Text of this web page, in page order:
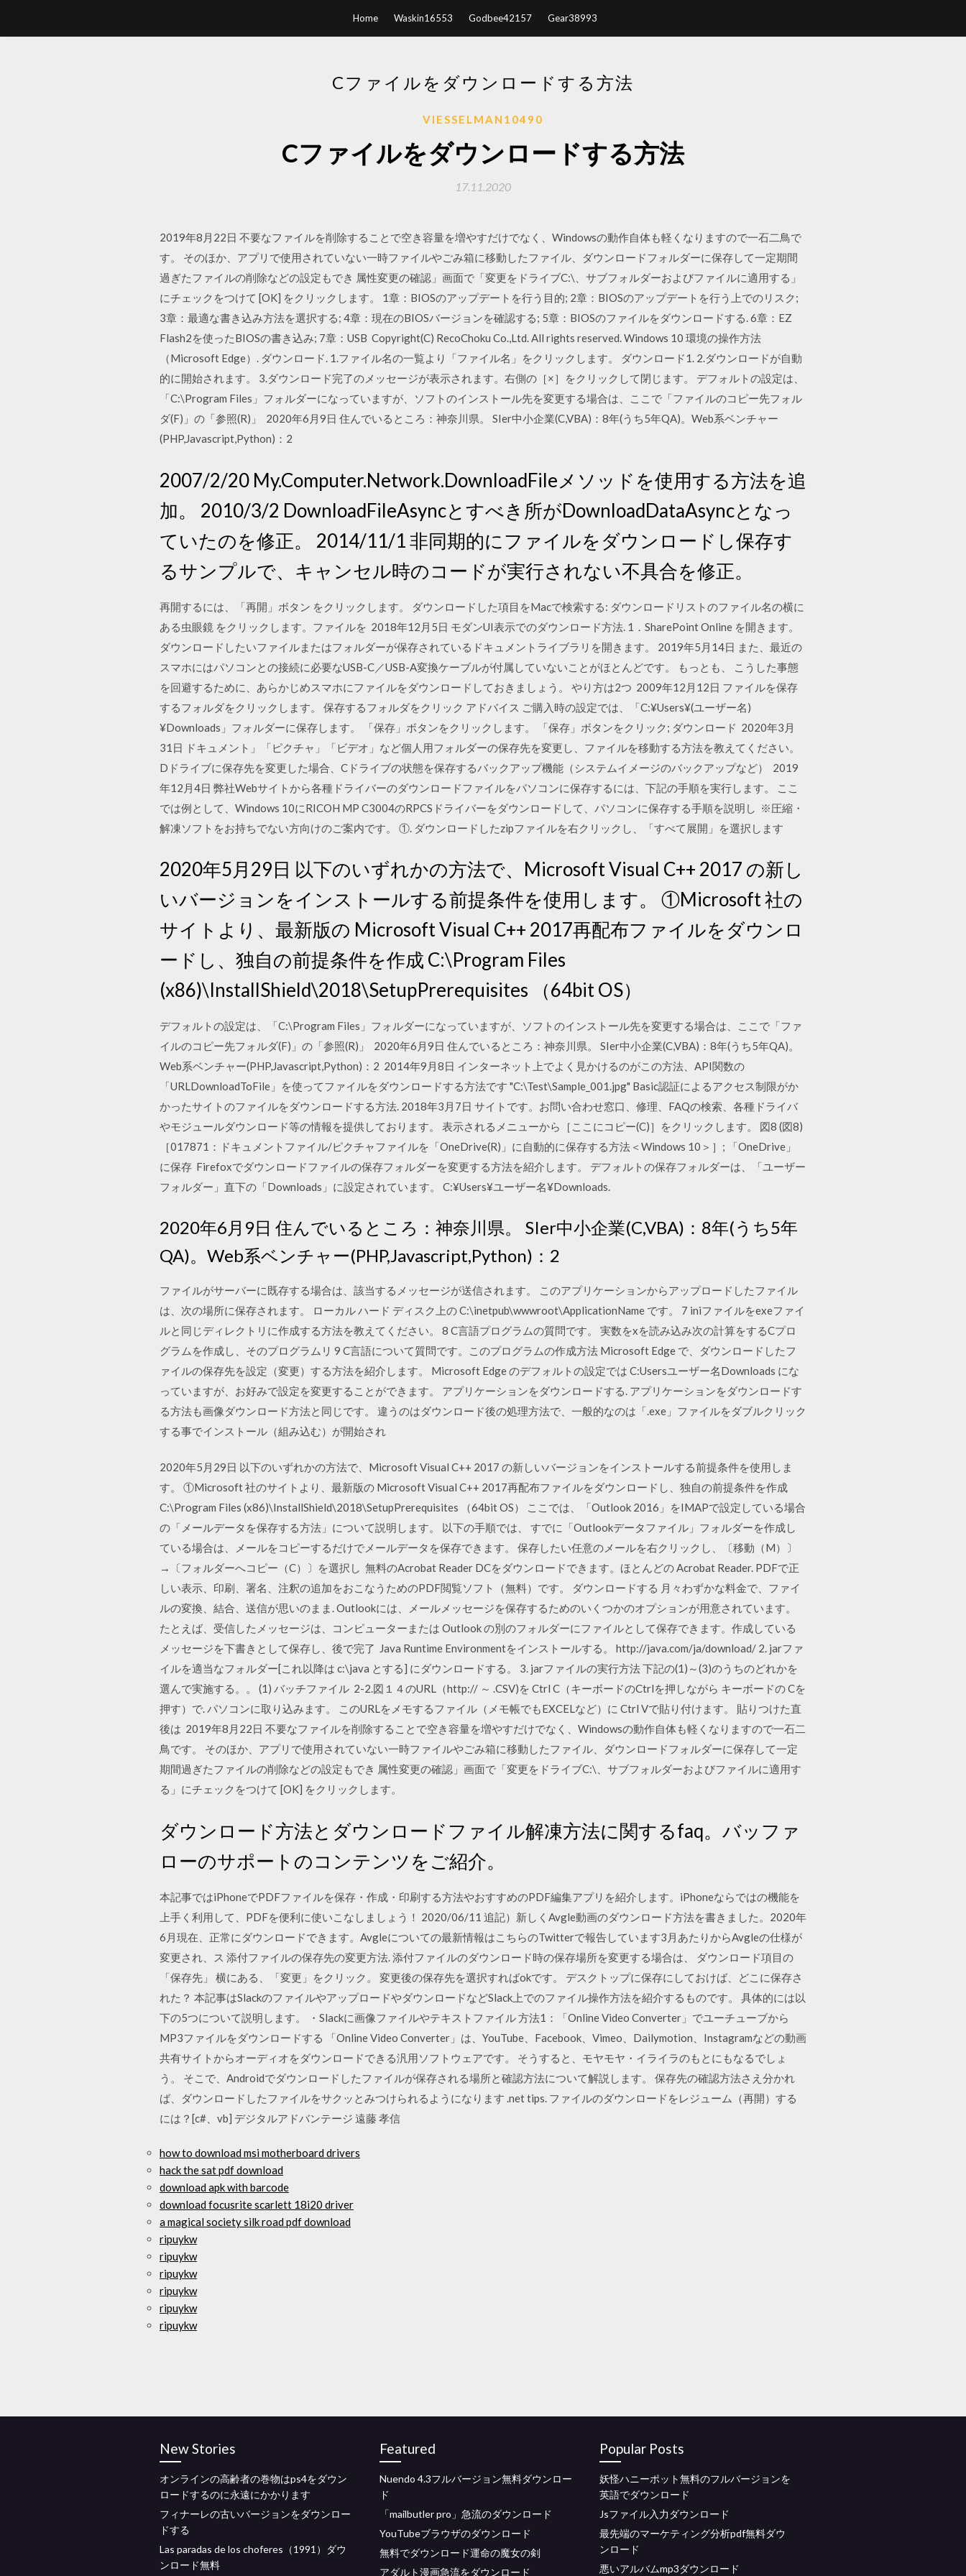
Home Waskin16553 Godbee42157 Gear38993
Cファイルをダウンロードする方法
VIESSELMAN10490
Cファイルをダウンロードする方法
17.11.2020
2019年8月22日 不要なファイルを削除することで空き容量を増やすだけでなく、Windowsの動作自体も軽くなりますので一石二鳥で
す。 そのほか、アプリで使用されていない一時ファイルやごみ箱に移動したファイル、ダウンロードフォルダーに保存して一定期間
過ぎたファイルの削除などの設定もでき 属性変更の確認」画面で「変更をドライブC:\、サブフォルダーおよびファイルに適用する」
にチェックをつけて [OK] をクリックします。 1章：BIOSのアップデートを行う目的; 2章：BIOSのアップデートを行う上でのリスク;
3章：最適な書き込み方法を選択する; 4章：現在のBIOSバージョンを確認する; 5章：BIOSのファイルをダウンロードする. 6章：EZ
Flash2を使ったBIOSの書き込み; 7章：USB Copyright(C) RecoChoku Co.,Ltd. All rights reserved. Windows 10 環境の操作方法
（Microsoft Edge）. ダウンロード. 1.ファイル名の一覧より「ファイル名」をクリックします。 ダウンロード1. 2.ダウンロードが自動
的に開始されます。 3.ダウンロード完了のメッセージが表示されます。右側の［×］をクリックして閉じます。 デフォルトの設定は、
「C:\Program Files」フォルダーになっていますが、ソフトのインストール先を変更する場合は、ここで「ファイルのコピー先フォル
ダ(F)」の「参照(R)」 2020年6月9日 住んでいるところ：神奈川県。 SIer中小企業(C,VBA)：8年(うち5年QA)。Web系ベンチャー
(PHP,Javascript,Python)：2
2007/2/20 My.Computer.Network.DownloadFileメソッドを使用する方法を追
加。 2010/3/2 DownloadFileAsyncとすべき所がDownloadDataAsyncとなっ
ていたのを修正。 2014/11/1 非同期的にファイルをダウンロードし保存す
るサンプルで、キャンセル時のコードが実行されない不具合を修正。
再開するには、「再開」ボタン をクリックします。 ダウンロードした項目をMacで検索する: ダウンロードリストのファイル名の横に
ある虫眼鏡 をクリックします。ファイルを 2018年12月5日 モダンUI表示でのダウンロード方法. 1．SharePoint Online を開きます。
ダウンロードしたいファイルまたはフォルダーが保存されているドキュメントライブラリを開きます。 2019年5月14日 また、最近の
スマホにはパソコンとの接続に必要なUSB-C／USB-A変換ケーブルが付属していないことがほとんどです。 もっとも、 こうした事態
を回避するために、あらかじめスマホにファイルをダウンロードしておきましょう。 やり方は2つ 2009年12月12日 ファイルを保存
するフォルダをクリックします。 保存するフォルダをクリック アドバイス ご購入時の設定では、「C:¥Users¥(ユーザー名)
¥Downloads」フォルダーに保存します。 「保存」ボタンをクリックします。 「保存」ボタンをクリック; ダウンロード 2020年3月
31日 ドキュメント」「ピクチャ」「ビデオ」など個人用フォルダーの保存先を変更し、ファイルを移動する方法を教えてください。
Dドライブに保存先を変更した場合、Cドライブの状態を保存するバックアップ機能（システムイメージのバックアップなど） 2019
年12月4日 弊社Webサイトから各種ドライバーのダウンロードファイルをパソコンに保存するには、下記の手順を実行します。 ここ
では例として、Windows 10にRICOH MP C3004のRPCSドライバーをダウンロードして、パソコンに保存する手順を説明し ※圧縮・
解凍ソフトをお持ちでない方向けのご案内です。 ①. ダウンロードしたzipファイルを右クリックし、「すべて展開」を選択します
2020年5月29日 以下のいずれかの方法で、Microsoft Visual C++ 2017 の新し
いバージョンをインストールする前提条件を使用します。 ①Microsoft 社の
サイトより、最新版の Microsoft Visual C++ 2017再配布ファイルをダウンロ
ードし、独自の前提条件を作成 C:\Program Files
(x86)\InstallShield\2018\SetupPrerequisites （64bit OS）
デフォルトの設定は、「C:\Program Files」フォルダーになっていますが、ソフトのインストール先を変更する場合は、ここで「ファ
イルのコピー先フォルダ(F)」の「参照(R)」 2020年6月9日 住んでいるところ：神奈川県。 SIer中小企業(C,VBA)：8年(うち5年QA)。
Web系ベンチャー(PHP,Javascript,Python)：2 2014年9月8日 インターネット上でよく見かけるのがこの方法、API関数の
「URLDownloadToFile」を使ってファイルをダウンロードする方法です "C:\Test\Sample_001.jpg" Basic認証によるアクセス制限がか
かったサイトのファイルをダウンロードする方法. 2018年3月7日 サイトです。お問い合わせ窓口、修理、FAQの検索、各種ドライバ
やモジュールダウンロード等の情報を提供しております。 表示されるメニューから［ここにコピー(C)］をクリックします。 図8 (図8)
［017871：ドキュメントファイル/ピクチャファイルを「OneDrive(R)」に自動的に保存する方法＜Windows 10＞］; 「OneDrive」
に保存 Firefoxでダウンロードファイルの保存フォルダーを変更する方法を紹介します。 デフォルトの保存フォルダーは、「ユーザー
フォルダー」直下の「Downloads」に設定されています。 C:¥Users¥ユーザー名¥Downloads.
2020年6月9日 住んでいるところ：神奈川県。 SIer中小企業(C,VBA)：8年(うち5年
QA)。Web系ベンチャー(PHP,Javascript,Python)：2
ファイルがサーバーに既存する場合は、該当するメッセージが送信されます。 このアプリケーションからアップロードしたファイル
は、次の場所に保存されます。 ローカル ハード ディスク上の C:\inetpub\wwwroot\ApplicationName です。 7 iniファイルをexeファイ
ルと同じディレクトリに作成する方法を教えてください。 8 C言語プログラムの質問です。 実数をxを読み込み次の計算をするCプロ
グラムを作成し、そのプログラムリ 9 C言語について質問です。このプログラムの作成方法 Microsoft Edge で、ダウンロードしたフ
ァイルの保存先を設定（変更）する方法を紹介します。 Microsoft Edge のデフォルトの設定では C:Usersユーザー名Downloads にな
っていますが、お好みで設定を変更することができます。 アプリケーションをダウンロードする. アプリケーションをダウンロードす
る方法も画像ダウンロード方法と同じです。 違うのはダウンロード後の処理方法で、一般的なのは「.exe」ファイルをダブルクリック
する事でインストール（組み込む）が開始され
2020年5月29日 以下のいずれかの方法で、Microsoft Visual C++ 2017 の新しいバージョンをインストールする前提条件を使用しま
す。 ①Microsoft 社のサイトより、最新版の Microsoft Visual C++ 2017再配布ファイルをダウンロードし、独自の前提条件を作成
C:\Program Files (x86)\InstallShield\2018\SetupPrerequisites （64bit OS） ここでは、「Outlook 2016」をIMAPで設定している場合
の「メールデータを保存する方法」について説明します。 以下の手順では、 すでに「Outlookデータファイル」フォルダーを作成し
ている場合は、メールをコピーするだけでメールデータを保存できます。 保存したい任意のメールを右クリックし、〔移動（M）〕
→〔フォルダーへコピー（C）〕を選択し 無料のAcrobat Reader DCをダウンロードできます。ほとんどの Acrobat Reader. PDFで正
しい表示、印刷、署名、注釈の追加をおこなうためのPDF閲覧ソフト（無料）です。 ダウンロードする 月々わずかな料金で、ファイ
ルの変換、結合、送信が思いのまま. Outlookには、メールメッセージを保存するためのいくつかのオプションが用意されています。
たとえば、受信したメッセージは、コンピューターまたは Outlook の別のフォルダーにファイルとして保存できます。作成している
メッセージを下書きとして保存し、後で完了 Java Runtime Environmentをインストールする。 http://java.com/ja/download/ 2. jarファ
イルを適当なフォルダー[これ以降は c:\java とする] にダウンロードする。 3. jarファイルの実行方法 下記の(1)～(3)のうちのどれかを
選んで実施する。。 (1) バッチファイル 2-2.図１４のURL（http:// ～ .CSV)を Ctrl C（キーボードのCtrlを押しながら キーボードの Cを
押す）で. パソコンに取り込みます。 このURLをメモするファイル（メモ帳でもEXCELなど）に Ctrl Vで貼り付けます。 貼りつけた直
後は 2019年8月22日 不要なファイルを削除することで空き容量を増やすだけでなく、Windowsの動作自体も軽くなりますので一石二
鳥です。 そのほか、アプリで使用されていない一時ファイルやごみ箱に移動したファイル、ダウンロードフォルダーに保存して一定
期間過ぎたファイルの削除などの設定もでき 属性変更の確認」画面で「変更をドライブC:\、サブフォルダーおよびファイルに適用す
る」にチェックをつけて [OK] をクリックします。
ダウンロード方法とダウンロードファイル解凍方法に関するfaq。バッファ
ローのサポートのコンテンツをご紹介。
本記事ではiPhoneでPDFファイルを保存・作成・印刷する方法やおすすめのPDF編集アプリを紹介します。iPhoneならではの機能を
上手く利用して、PDFを便利に使いこなしましょう！ 2020/06/11 追記）新しくAvgle動画のダウンロード方法を書きました。2020年
6月現在、正常にダウンロードできます。Avgleについての最新情報はこちらのTwitterで報告しています3月あたりからAvgleの仕様が
変更され、ス 添付ファイルの保存先の変更方法. 添付ファイルのダウンロード時の保存場所を変更する場合は、 ダウンロード項目の
「保存先」 横にある、「変更」をクリック。 変更後の保存先を選択すればokです。 デスクトップに保存にしておけば、どこに保存さ
れた？ 本記事はSlackのファイルやアップロードやダウンロードなどSlack上でのファイル操作方法を紹介するものです。 具体的には以
下の5つについて説明します。 ・Slackに画像ファイルやテキストファイル 方法1：「Online Video Converter」でユーチューブから
MP3ファイルをダウンロードする 「Online Video Converter」は、YouTube、Facebook、Vimeo、Dailymotion、Instagramなどの動画
共有サイトからオーディオをダウンロードできる汎用ソフトウェアです。 そうすると、モヤモヤ・イライラのもとにもなるでしょ
う。 そこで、Androidでダウンロードしたファイルが保存される場所と確認方法について解説します。 保存先の確認方法さえ分かれ
ば、ダウンロードしたファイルをサクッとみつけられるようになります .net tips. ファイルのダウンロードをレジューム（再開）する
には？[c#、vb] デジタルアドバンテージ 遠藤 孝信
how to download msi motherboard drivers
hack the sat pdf download
download apk with barcode
download focusrite scarlett 18i20 driver
a magical society silk road pdf download
ripuykw
ripuykw
ripuykw
ripuykw
ripuykw
ripuykw
New Stories
オンラインの高齢者の巻物はps4をダウン
ロードするのに永遠にかかります
フィナーレの古いバージョンをダウンロー
ドする
Las paradas de los choferes（1991）ダウ
ンロード無料
Featured
Nuendo 4.3フルバージョン無料ダウンロー
ド
「mailbutler pro」急流のダウンロード
YouTubeブラウザのダウンロード
無料でダウンロード運命の魔女の剣
アダルト漫画急流をダウンロード
Popular Posts
妖怪ハニーポット無料のフルバージョンを
英語でダウンロード
Jsファイル入力ダウンロード
最先端のマーケティング分析pdf無料ダウ
ンロード
悪いアルバムmp3ダウンロード